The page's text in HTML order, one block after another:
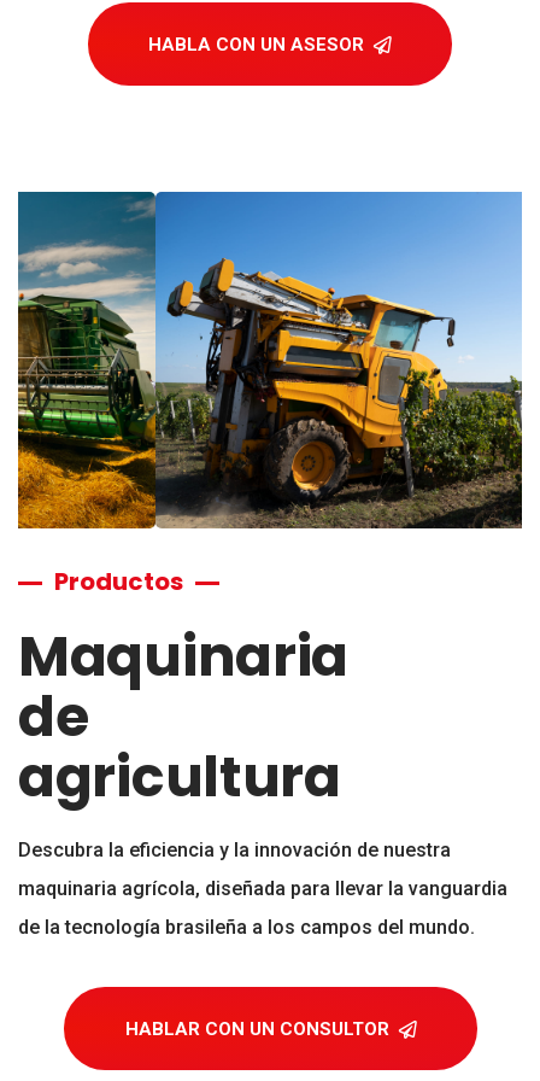
HABLA CON UN ASESOR
Productos
Maquinaria
de
agricultura
Descubra la eficiencia y la innovación de nuestra
maquinaria agrícola, diseñada para llevar la vanguardia
de la tecnología brasileña a los campos del mundo.
HABLAR CON UN CONSULTOR